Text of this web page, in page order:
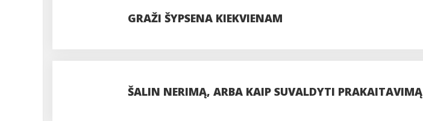
GRAŽI ŠYPSENA KIEKVIENAM
ŠALIN NERIMĄ, ARBA KAIP SUVALDYTI PRAKAITAVIMĄ